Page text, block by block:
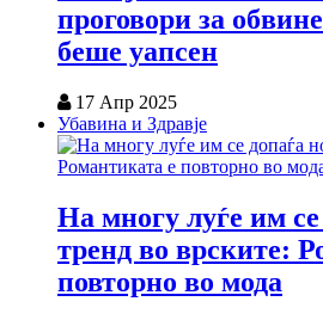
проговори за
беше уапсен
17 Апр 2025
Убавина и Здравје
На многу луѓе им
тренд во врските:
повторно во мода